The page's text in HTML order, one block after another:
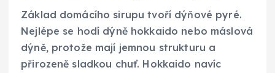
Základ domácího sirupu tvoří dýňové pyré.
Nejlépe se hodí dýně hokkaido nebo máslová
dýně, protože mají jemnou strukturu a
přirozeně sladkou chuť. Hokkaido navíc